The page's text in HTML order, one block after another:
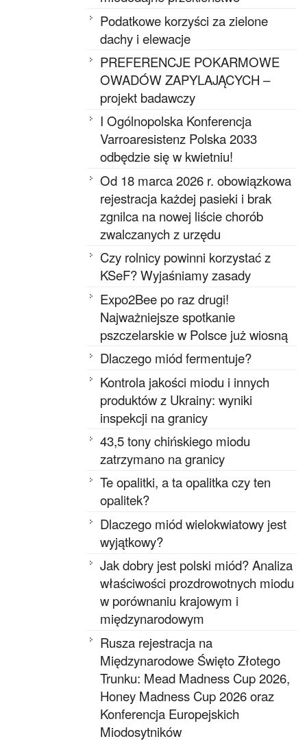
Podatkowe korzyści za zielone
dachy i elewacje
PREFERENCJE POKARMOWE
OWADÓW ZAPYLAJĄCYCH –
projekt badawczy
I Ogólnopolska Konferencja
Varroaresistenz Polska 2033
odbędzie się w kwietniu!
Od 18 marca 2026 r. obowiązkowa
rejestracja każdej pasieki i brak
zgnilca na nowej liście chorób
zwalczanych z urzędu
Czy rolnicy powinni korzystać z
KSeF? Wyjaśniamy zasady
Expo2Bee po raz drugi!
Najważniejsze spotkanie
pszczelarskie w Polsce już wiosną
Dlaczego miód fermentuje?
Kontrola jakości miodu i innych
produktów z Ukrainy: wyniki
inspekcji na granicy
43,5 tony chińskiego miodu
zatrzymano na granicy
Te opalitki, a ta opalitka czy ten
opalitek?
Dlaczego miód wielokwiatowy jest
wyjątkowy?
Jak dobry jest polski miód? Analiza
właściwości prozdrowotnych miodu
w porównaniu krajowym i
międzynarodowym
Rusza rejestracja na
Międzynarodowe Święto Złotego
Trunku: Mead Madness Cup 2026,
Honey Madness Cup 2026 oraz
Konferencja Europejskich
Miodosytników